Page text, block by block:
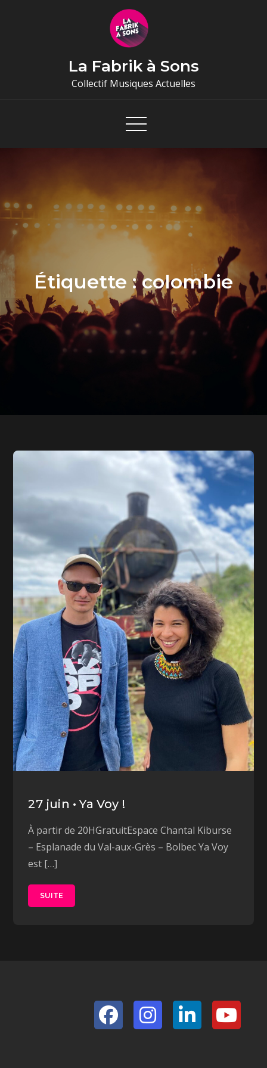
La Fabrik à Sons
Collectif Musiques Actuelles
Étiquette :colombie
27 juin • Ya Voy !
À partir de 20HGratuitEspace Chantal Kiburse
– Esplanade du Val-aux-Grès – Bolbec Ya Voy
est […]
SUITE